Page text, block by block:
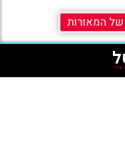
המאורות